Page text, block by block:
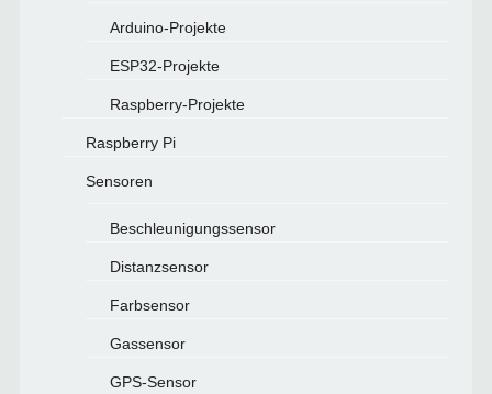
Arduino-Projekte
ESP32-Projekte
Raspberry-Projekte
Raspberry Pi
Sensoren
Beschleunigungssensor
Distanzsensor
Farbsensor
Gassensor
GPS-Sensor